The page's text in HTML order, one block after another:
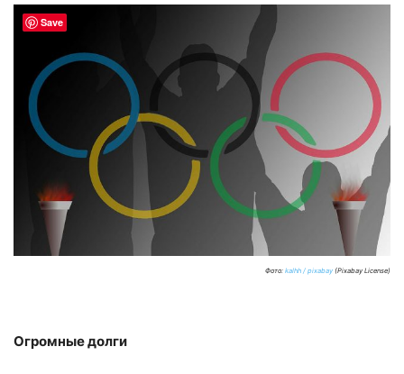
Фото: kalhh / pixabay (Pixabay License)
Огромные долги
Save